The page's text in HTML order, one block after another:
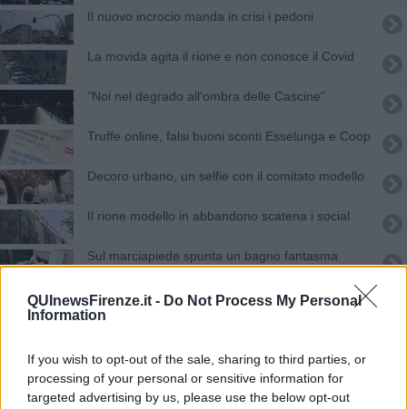
QUInewsFirenze.it - Do Not Process My Personal
Information
If you wish to opt-out of the sale, sharing to third parties, or
processing of your personal or sensitive information for
targeted advertising by us, please use the below opt-out
Il nuovo incrocio manda in crisi i pedoni
La movida agita il rione e non conosce il Covid
"Noi nel degrado all'ombra delle Cascine"
Truffe online, falsi buoni sconti Esselunga e Coop
Decoro urbano, un selfie con il comitato modello
Il rione modello in abbandono scatena i social
Sul marciapiede spunta un bagno fantasma
Passeggiata alle Cascine sui cocci di vetro
Cascine di vetro al lunedì, ira dei fiorentini